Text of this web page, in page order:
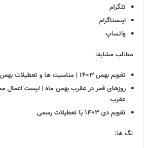
تلگرام
اینستاگرام
واتساپ
مطالب مشابه:
تقویم بهمن ۱۴۰۳ | مناسبت ها و تعطیلات بهمن
روزهای قمر در عقرب بهمن ماه | لیست اعمال
عقرب
تقویم دی ۱۴۰۳ با تعطیلات رسمی
تگ ها: